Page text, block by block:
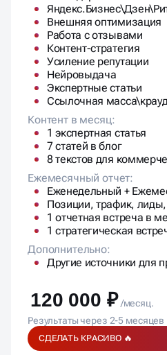
Внешняя оптимизация
Работа с отзывами
Контент-стратегия
Усиление репутации
Нейровыдача
Экспертные статьи
Ссылочная
Контент в месяц:
1 экспертная статья
7 статей в блог
8 текстов для
Ежемесячный отчет:
Еженедельный +
Позиции, трафик, лиды,
1 отчетная встреча в
1 стратегическая
Дополнительно:
Другие источники для
120 000 ₽ /месяц.
Результаты через 2-5 месяцев
СДЕЛАТЬ КРАСИВО 🔥